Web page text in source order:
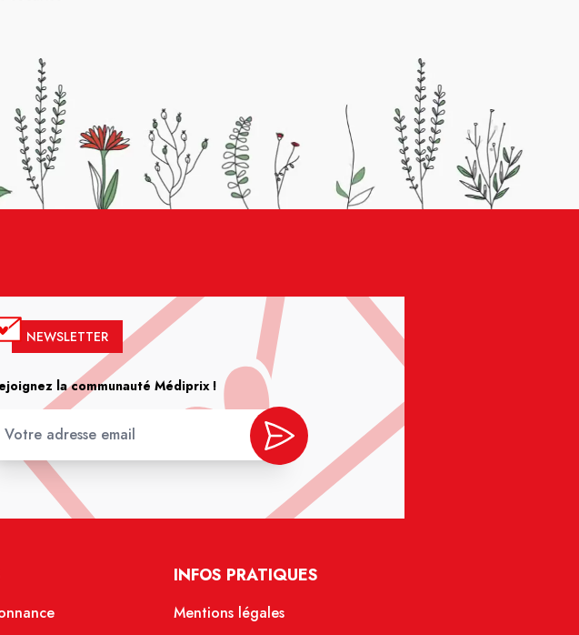
NEWSLETTER
la communauté Médiprix !
INFOS PRATIQUES
Mentions légales